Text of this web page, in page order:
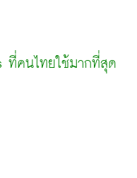
ที่คนไทยใช้มากที่สุด